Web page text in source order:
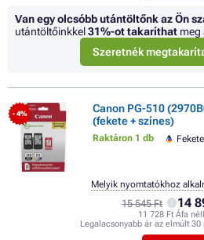
Van egy olcsóbb utántöltőnk az Ön
utántöltőinkkel31%-ot takaríthat meg
Szeretnék
- 4%
Canon PG-510
(fekete + színes)
Raktáron 1 db
15 545 Ft 14
11 728 Ft Áfa
Legalacsonyabb ár az elmúlt 30
Melyik nyomtatókhoz